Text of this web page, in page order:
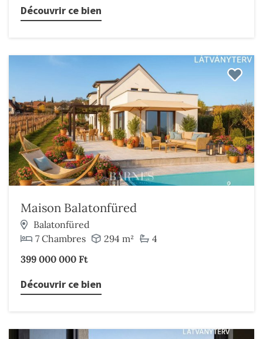
Découvrir ce bien
Maison Balatonfüred
Balatonfüred
7 Chambres
294 m²
4
399 000 000 Ft
Découvrir ce bien